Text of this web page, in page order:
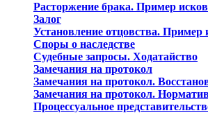
Расторжение брака. Пример
Залог
Установление отцовства. Пример
Споры о наследстве
Судебные запросы. Ходатайство
Замечания на протокол
Замечания на протокол.
Замечания на протокол.
Процессуальное